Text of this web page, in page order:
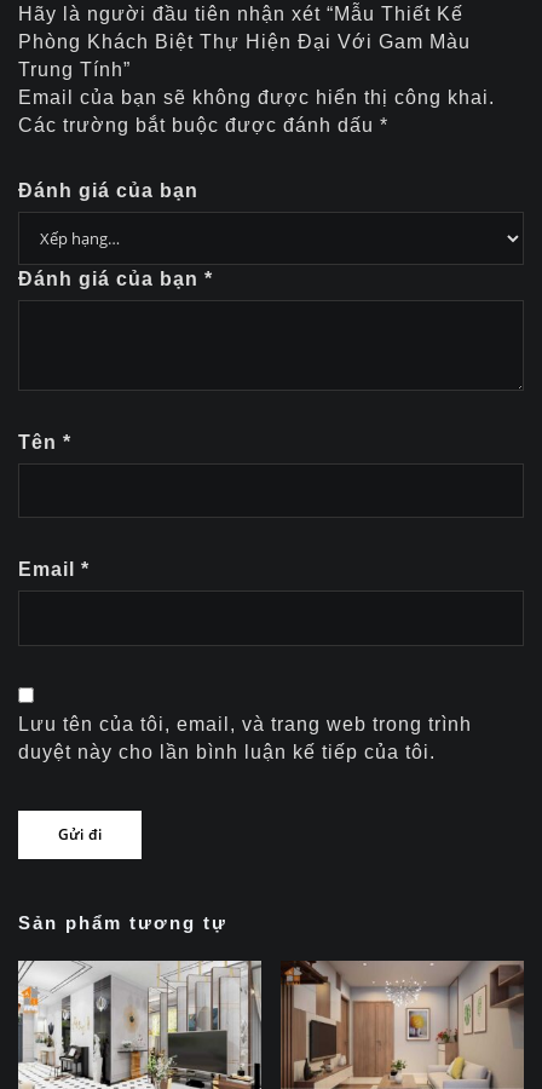
Hãy là người đầu tiên nhận xét “Mẫu Thiết Kế
Phòng Khách Biệt Thự Hiện Đại Với Gam Màu
Trung Tính”
Email của bạn sẽ không được hiển thị công khai.
Các trường bắt buộc được đánh dấu *
Đánh giá của bạn
Đánh giá của bạn *
Tên *
Email *
Lưu tên của tôi, email, và trang web trong trình
duyệt này cho lần bình luận kế tiếp của tôi.
Sản phẩm tương tự